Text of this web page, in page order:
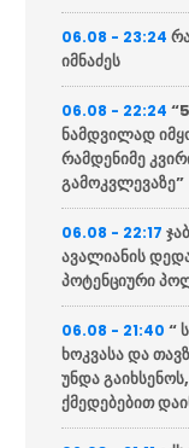
06.08 - 23:24
იმნაძეს
06.08 - 22:24
ნამდვილად
რამდენიმე
გამოკვლევაზე”
06.08 - 22:17
ავალიანის
პოტენციური
06.08 - 21:40“
ხოკვასა და
უნდა
ქმედებებით